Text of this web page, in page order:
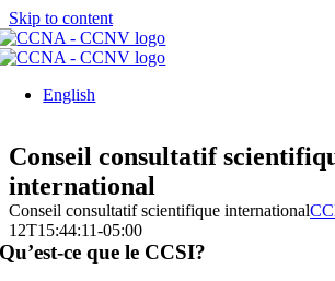
Skip to content
English
Conseil consultatif
international
Conseil consultatif scientifique international
12T15:44:11-05:00
Qu’est-ce que le CCSI?